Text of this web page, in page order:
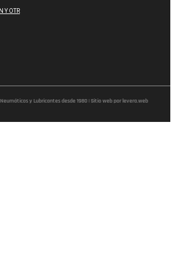
Y OTR
y Lubricantes desde 1980 | Sitio web por levera.web